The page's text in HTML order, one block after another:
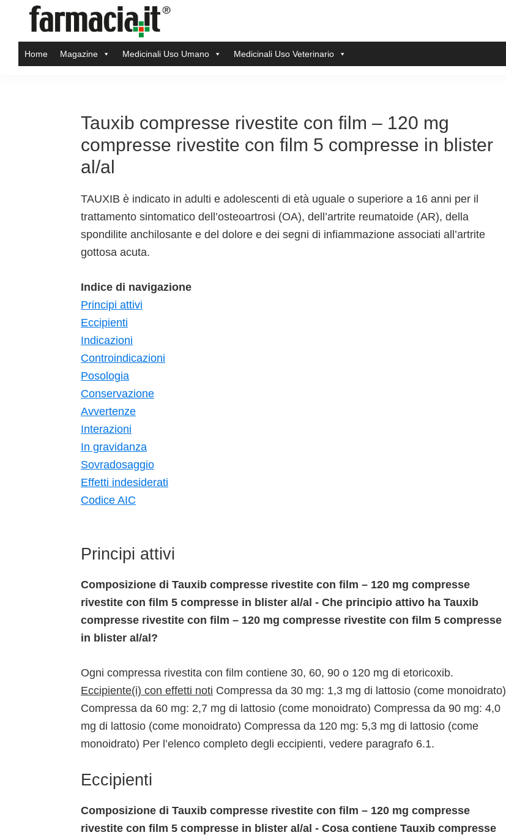
primary
main
primary
footerFarmacia.it
magazine
Home Magazine Medicinali Uso Umano Medicinali Uso Veterinario
Tauxib compresse rivestite con film – 120 mg
compresse rivestite con film 5 compresse in blister
al/al
TAUXIB è indicato in adulti e adolescenti di età uguale o superiore a 16 anni per il
trattamento sintomatico dell’osteoartrosi (OA), dell’artrite reumatoide (AR), della
spondilite anchilosante e del dolore e dei segni di infiammazione associati all’artrite
gottosa acuta.
Indice di navigazione
Principi attivi
Eccipienti
Indicazioni
Controindicazioni
Posologia
Conservazione
Avvertenze
Interazioni
In gravidanza
Sovradosaggio
Effetti indesiderati
Codice AIC
Principi attivi
Composizione di Tauxib compresse rivestite con film – 120 mg compresse
rivestite con film 5 compresse in blister al/al - Che principio attivo ha Tauxib
compresse rivestite con film – 120 mg compresse rivestite con film 5 compresse
in blister al/al?
Ogni compressa rivestita con film contiene 30, 60, 90 o 120 mg di etoricoxib.
Eccipiente(i) con effetti noti Compressa da 30 mg: 1,3 mg di lattosio (come monoidrato)
Compressa da 60 mg: 2,7 mg di lattosio (come monoidrato) Compressa da 90 mg: 4,0
mg di lattosio (come monoidrato) Compressa da 120 mg: 5,3 mg di lattosio (come
monoidrato) Per l’elenco completo degli eccipienti, vedere paragrafo 6.1.
Eccipienti
Composizione di Tauxib compresse rivestite con film – 120 mg compresse
rivestite con film 5 compresse in blister al/al - Cosa contiene Tauxib compresse